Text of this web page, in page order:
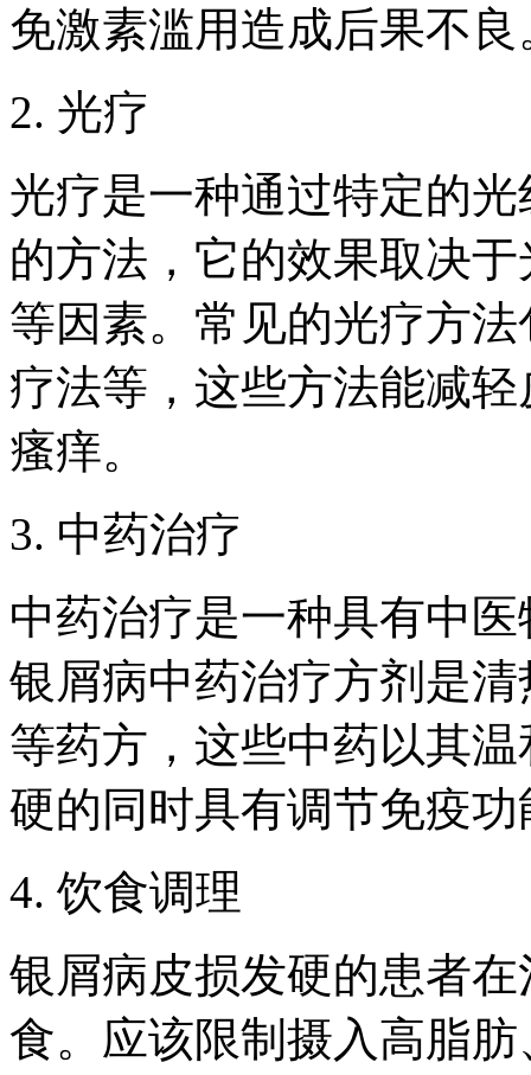
免激素滥用造成后果不良
2. 光疗
光疗是一种通过特定的
的方法，它的效果取决
等因素。常见的光疗方
疗法等，这些方法能减
瘙痒。
3. 中药治疗
中药治疗是一种具有中
银屑病中药治疗方剂是
等药方，这些中药以其
硬的同时具有调节免疫
4. 饮食调理
银屑病皮损发硬的患者
食。应该限制摄入高脂